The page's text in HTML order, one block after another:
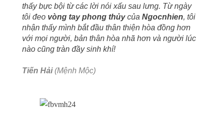
thấy bực bội từ các lời nói xấu sau lưng. Từ ngày
tôi đeo vòng tay phong thủycủa Ngocnhien, tôi
nhận thấy mình bắt đầu thân thiện hòa đồng hơn
với mọi người, bản thân hòa nhã hơn và người lúc
nào cũng tràn đầy sinh khí!
Tiến Hải(Mệnh Mộc)